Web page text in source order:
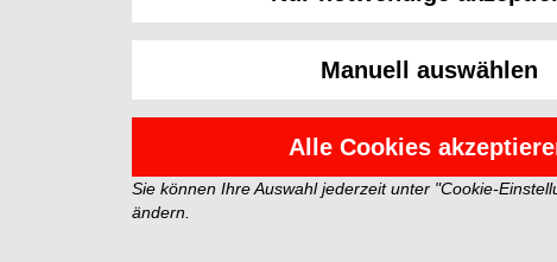
weitreichende Möglichkeiten. Langsam verdichtet sich die
zu einem praxisgerechten Arbeitsprozess, der in Hagen
Dentale Technologien in Hagen
Manuell auswählen
Alle Cookies
Sie können Ihre Auswahl jederzeit unter "Cookie-
ändern.